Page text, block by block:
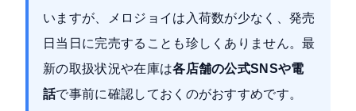
いますが、メロジョイは入荷数が少なく、発売
日当日に完売することも珍しくありません。最
新の取扱状況や在庫は各店舗の公式SNSや電
話で事前に確認しておくのがおすすめです。